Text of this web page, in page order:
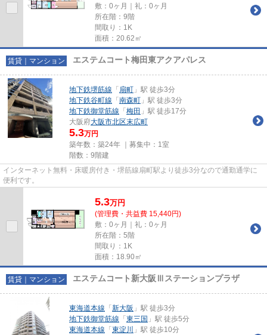
敷：0ヶ月｜礼：0ヶ月
所在階：9階
間取り：1K
面積：20.62㎡
賃貸｜マンション エステムコート梅田東アクアパレス
地下鉄堺筋線 「 扇町 」駅 徒歩3分
地下鉄谷町線 「 南森町 」駅 徒歩3分
地下鉄御堂筋線 「 梅田 」駅 徒歩17分
大阪府大阪市北区末広町
5.3万円
築年数：築24年 ｜募集中： 1室
階数：9階建
インターネット無料・床暖房付き・堺筋線扇町駅より徒歩3分なので通勤通学に
便利です。
5.3万円
(管理費・共益費 15,440円)
敷：0ヶ月｜礼：0ヶ月
所在階：5階
間取り：1K
面積：18.90㎡
賃貸｜マンション エステムコート新大阪Ⅲステーションプラザ
東海道本線 「 新大阪 」駅 徒歩3分
地下鉄御堂筋線 「 東三国 」駅 徒歩5分
東海道本線 「 東淀川
」駅 徒歩10分